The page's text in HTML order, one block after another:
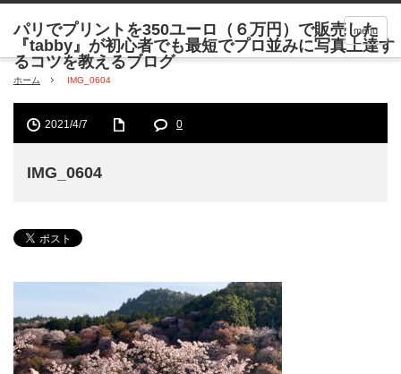
menu
ホーム IMG_0604
2021/4/7 0
IMG_0604